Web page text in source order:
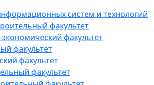
систем и технологий
факультет
факультет
факультет
факультет
факультет